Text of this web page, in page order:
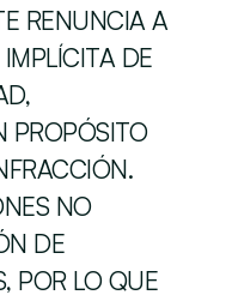
RENUNCIA A
DE
PROPÓSITO
NO
DE
POR LO QUE